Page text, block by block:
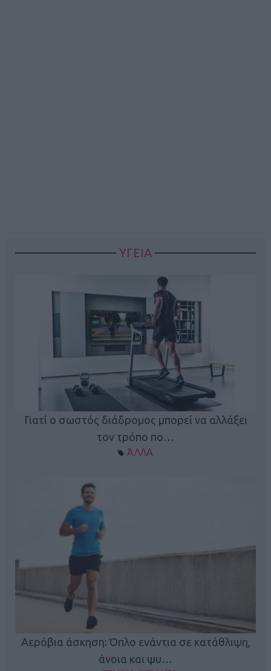
ΥΓΕΙΑ
Γιατί ο σωστός διάδρομος μπορεί να αλλάξει
τον τρόπο πο…
ΆΛΛΑ
Αερόβια άσκηση: Όπλο ενάντια σε κατάθλιψη,
άνοια και ψυ…